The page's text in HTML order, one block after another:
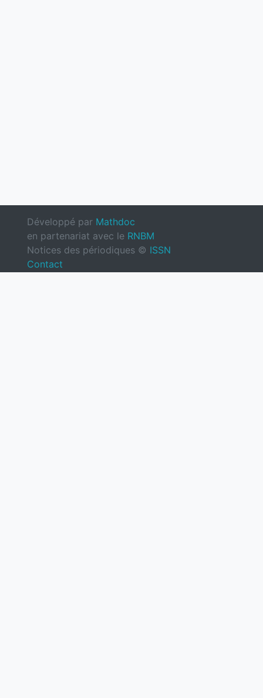
Développé par Mathdoc
en partenariat avec le RNBM
Notices des périodiques © ISSN
Contact